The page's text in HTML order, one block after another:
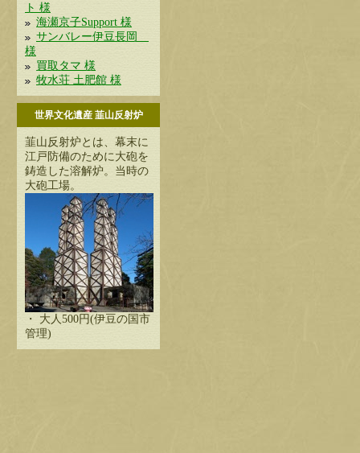
ト 様
海瀬京子Support 様
サンバレー伊豆長岡
様
買取タマ 様
牧水荘 土肥館 様
世界文化遺産 韮山反射炉
韮山反射炉とは、幕末に
江戸防備のために大砲を
鋳造した溶解炉。当時の
大砲工場。
・ 大人500円(伊豆の国市
管理)